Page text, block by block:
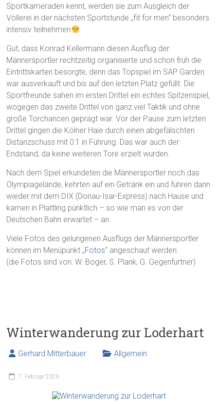
Sportkameraden kennt, werden sie zum Ausgleich der
Völlerei in der nächsten Sportstunde „fit for men“ besonders
intensiv teilnehmen
.
Gut, dass Konrad Kellermann diesen Ausflug der
Männersportler rechtzeitig organisierte und schon früh die
Eintrittskarten besorgte, denn das Topspiel im SAP Garden
war ausverkauft und bis auf den letzten Platz gefüllt. Die
Sportfreunde sahen im ersten Drittel ein echtes Spitzenspiel,
wogegen das zweite Drittel von ganz viel Taktik und ohne
große Torchancen geprägt war. Vor der Pause zum letzten
Drittel gingen die Kölner Haie durch einen abgefälschten
Distanzschuss mit 0:1 in Führung. Das war auch der
Endstand, da keine weiteren Tore erzielt wurden.
Nach dem Spiel erkundeten die Männersportler noch das
Olympiagelände, kehrten auf ein Getränk ein und fuhren dann
wieder mit dem DIX (Donau-Isar-Express) nach Hause und
kamen in Plattling pünktlich – so wie man es von der
Deutschen Bahn erwartet – an.
Viele Fotos des gelungenen Ausflugs der Männersportler
können im Menüpunkt „Fotos“ angeschaut werden.
(die Fotos sind von: W. Boger, S. Plank, G. Gegenfurtner)
Winterwanderung zur Loderhart
Gerhard Mitterbauer Allgemein
7. Februar 2026